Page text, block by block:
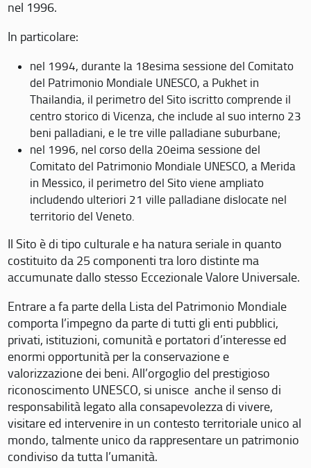
nel 1996.
In particolare:
nel 1994, durante la 18esima sessione del Comitato
del Patrimonio Mondiale UNESCO, a Pukhet in
Thailandia, il perimetro del Sito iscritto comprende il
centro storico di Vicenza, che include al suo interno 23
beni palladiani, e le tre ville palladiane suburbane;
nel 1996, nel corso della 20eima sessione del
Comitato del Patrimonio Mondiale UNESCO, a Merida
in Messico, il perimetro del Sito viene ampliato
includendo ulteriori 21 ville palladiane dislocate nel
territorio del Veneto.
Il Sito è di tipo culturale e ha natura seriale in quanto
costituito da 25 componenti tra loro distinte ma
accumunate dallo stesso Eccezionale Valore Universale.
Entrare a fa parte della Lista del Patrimonio Mondiale
comporta l’impegno da parte di tutti gli enti pubblici,
privati, istituzioni, comunità e portatori d’interesse ed
enormi opportunità per la conservazione e
valorizzazione dei beni. All’orgoglio del prestigioso
riconoscimento UNESCO, si unisce anche il senso di
responsabilità legato alla consapevolezza di vivere,
visitare ed intervenire in un contesto territoriale unico al
mondo, talmente unico da rappresentare un patrimonio
condiviso da tutta l’umanità.